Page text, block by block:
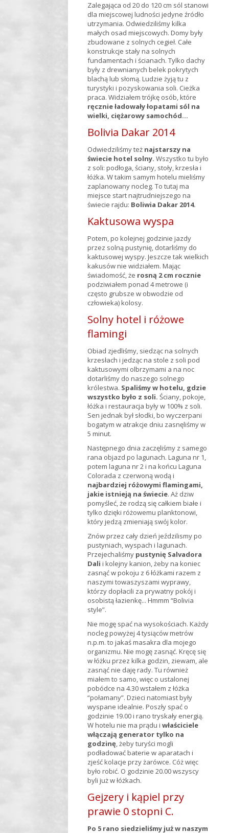
Zalegająca od 20 do 120 cm sól stanowi
dla miejscowej ludności jedyne źródło
utrzymania. Odwiedziliśmy kilka
małych osad miejscowych. Domy były
zbudowane z solnych cegieł. Całe
konstrukcje stały na solnych
fundamentach i ścianach. Tylko dachy
były z drewnianych belek pokrytych
blachą lub słomą. Ludzie żyją tu z
turystyki i pozyskowania soli. Cieżka
praca. Widziałem trójkę osób, które
ręcznie ładowały łopatami sól na
wielki, ciężarowy samochód…
Bolivia Dakar 2014
Odwiedziliśmy też najstarszy na
świecie hotel solny. Wszystko tu było
z soli: podłoga, ściany, stoły, krzesła i
łóżka. W takim samym hotelu mieliśmy
zaplanowany nocleg. To tutaj ma
miejsce start najtrudniejszego na
świecie rajdu: Boliwia Dakar 2014.
Kaktusowa wyspa
Potem, po kolejnej godzinie jazdy
przez solną pustynię, dotarliśmy do
kaktusowej wyspy. Jeszcze tak wielkich
kakusów nie widziałem. Mając
świadomość, że rosną 2 cm rocznie
podziwiałem ponad 4 metrowe (i
często grubsze w obwodzie od
człowieka) kolosy.
Solny hotel i różowe
flamingi
Obiad zjedliśmy, siedząc na solnych
krzesłach i jedząc na stole z soli pod
kaktusowymi olbrzymami a na noc
dotarliśmy do naszego solnego
królestwa. Spaliśmy w hotelu, gdzie
wszystko było z soli. Ściany, pokoje,
łóżka i restauracja były w 100% z soli.
Sen jednak był słodki, bo wyczerpani
bogatym w atrakcje dniu zasnęliśmy w
5 minut.
Następnego dnia zaczęliśmy z samego
rana objazd po lagunach. Laguna nr 1,
potem laguna nr 2 i na końcu Laguna
Colorada z czerwoną wodą i
najbardziej różowymi flamingami,
jakie istnieją na świecie. Aż dziw
pomyśleć, że rodzą się całkiem białe i
tylko dzięki różowemu planktonowi,
który jedzą zmieniają swój kolor.
Znów przez cały dzień jeździlismy po
pustyniach, wyspach i lagunach.
Przejechaliśmy pustynię Salvadora
Dali i kolejny kanion, żeby na koniec
zasnąć w pokoju z 6 łóżkami razem z
naszymi towaszyszami wyprawy,
którzy dopłacili za prywatny pokój i
osobistą łazienkę... Hmmm “Bolivia
style”.
Nie mogę spać na wysokościach. Każdy
nocleg powyżej 4 tysiąców metrów
n.p.m. to jakaś masakra dla mojego
organizmu. Nie mogę zasnąć. Kręcę się
w łóżku przez kilka godzin, ziewam, ale
zasnąć nie daję rady. Tu również
miałem to samo, więc o ustalonej
pobódce na 4.30 wstałem z łóżka
“połamany”. Dzieci natomiast były
wyspane idealnie. Poszły spać o
godzinie 19.00 i rano tryskały energią.
W hotelu nie ma prądu iwłaściciele
włączają generator tylko na
godzinę, żeby turyści mogli
podładować baterie w aparatach i
zjeść kolacje przy żarówce. Cóż więc
było robić. O godzinie 20.00 wszyscy
byli już w łóżkach.
Gejzery i kąpiel przy
prawie 0 stopni C.
Po 5 rano siedzieliśmy już w naszym